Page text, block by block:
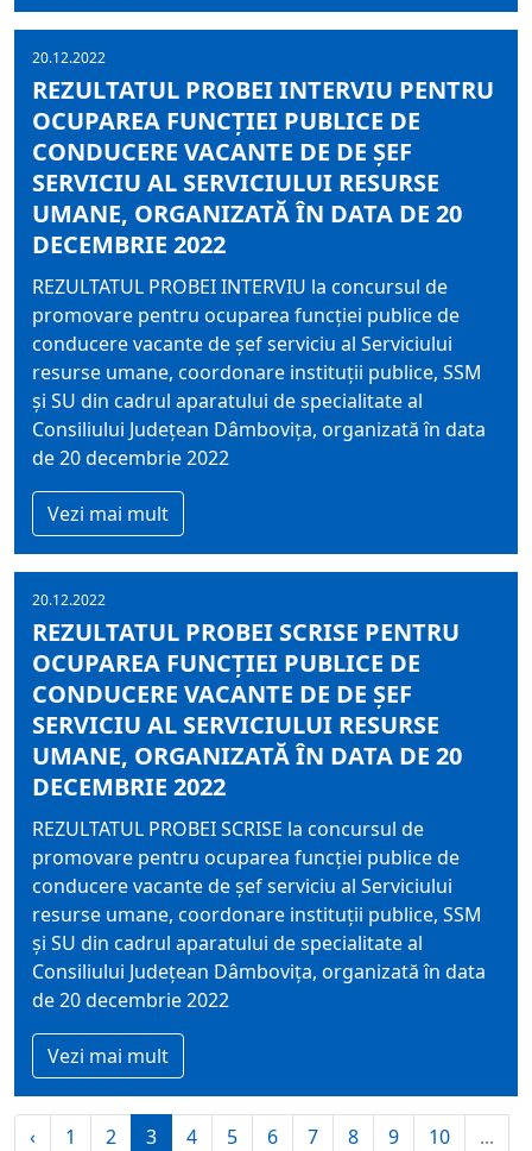
20.12.2022
REZULTATUL PROBEI INTERVIU PENTRU
OCUPAREA FUNCŢIEI PUBLICE DE
CONDUCERE VACANTE DE DE ŞEF
SERVICIU AL SERVICIULUI RESURSE
UMANE, ORGANIZATĂ ÎN DATA DE 20
DECEMBRIE 2022
REZULTATUL PROBEI INTERVIU la concursul de
promovare pentru ocuparea funcţiei publice de
conducere vacante de şef serviciu al Serviciului
resurse umane, coordonare instituţii publice, SSM
şi SU din cadrul aparatului de specialitate al
Consiliului Judeţean Dâmboviţa, organizată în data
de 20 decembrie 2022
Vezi mai mult
20.12.2022
REZULTATUL PROBEI SCRISE PENTRU
OCUPAREA FUNCŢIEI PUBLICE DE
CONDUCERE VACANTE DE DE ŞEF
SERVICIU AL SERVICIULUI RESURSE
UMANE, ORGANIZATĂ ÎN DATA DE 20
DECEMBRIE 2022
REZULTATUL PROBEI SCRISE la concursul de
promovare pentru ocuparea funcţiei publice de
conducere vacante de şef serviciu al Serviciului
resurse umane, coordonare instituţii publice, SSM
şi SU din cadrul aparatului de specialitate al
Consiliului Judeţean Dâmboviţa, organizată în data
de 20 decembrie 2022
Vezi mai mult
‹ 1 2 3 4 5 6 7 8 9 10
...